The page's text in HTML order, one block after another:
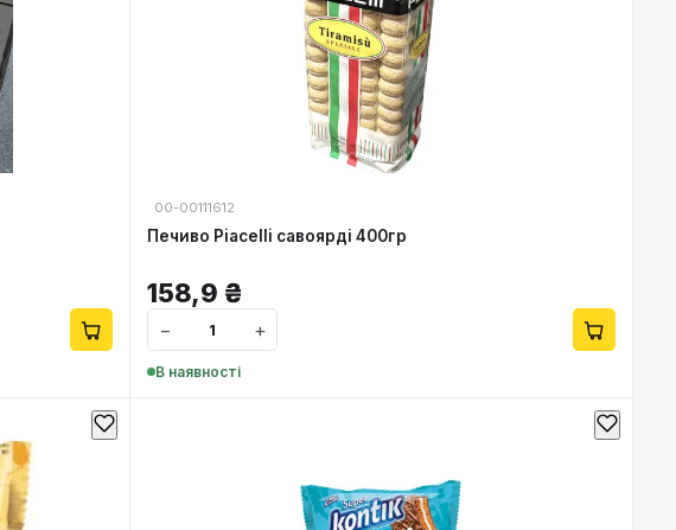
00-00111612
Печиво Piacelli савоярді 400гр
158,9 ₴
− +
В наявності